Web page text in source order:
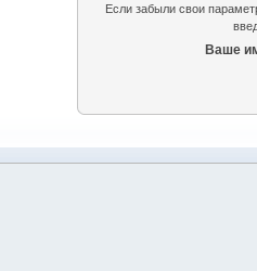
Если забыли свои
Ваше